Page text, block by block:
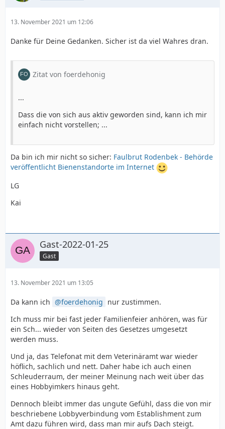
13. November 2021 um 12:06
Danke für Deine Gedanken. Sicher ist da viel Wahres dran.
Zitat von foerdehonig
...
Dass die von sich aus aktiv geworden sind, kann ich mir
einfach nicht vorstellen; ...
Da bin ich mir nicht so sicher: Faulbrut Rodenbek - Behörde
veröffentlicht Bienenstandorte im Internet
LG
Kai
Gast-2022-01-25
Gast
13. November 2021 um 13:05
Da kann ich foerdehonig nur zustimmen.
Ich muss mir bei fast jeder Familienfeier anhören, was für
ein Sch... wieder von Seiten des Gesetzes umgesetzt
werden muss.
Und ja, das Telefonat mit dem Veterinäramt war wieder
höflich, sachlich und nett. Daher habe ich auch einen
Schleuderraum, der meiner Meinung nach weit über das
eines Hobbyimkers hinaus geht.
Dennoch bleibt immer das ungute Gefühl, dass die von mir
beschriebene Lobbyverbindung vom Establishment zum
Amt dazu führen wird, dass man mir aufs Dach steigt.